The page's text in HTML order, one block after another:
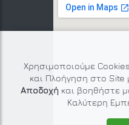
Χρησιμοποιούμε
και Πλοήγηση στο Site
Αποδοχήκαι βοηθήστε
Καλύτερη